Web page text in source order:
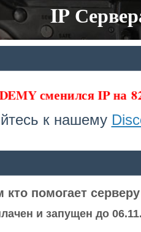
IP
сменился IP на
к нашему
помогает
и запущен до